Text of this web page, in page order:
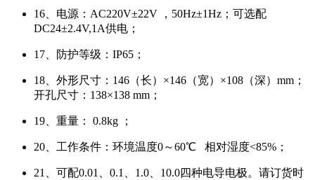
16、电源：AC220V±22V ，50Hz±1Hz；可选配
DC24±2.4V,1A供电；
17、防护等级：IP65；
18、外形尺寸：146（长）×146（宽）×108（深）mm；
开孔尺寸：138×138 mm；
19、重量： 0.8kg ；
20、工作条件：环境温度0～60℃ 相对湿度<85%；
21、可配0.01、0.1、1.0、10.0四种电导电极。请订货时